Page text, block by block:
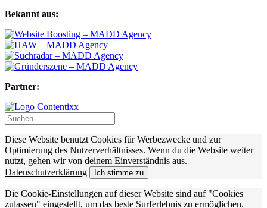
Bekannt aus:
Partner:
Diese Website benutzt Cookies für Werbezwecke und zur
Optimierung des Nutzerverhältnisses. Wenn du die Website weiter
nutzt, gehen wir von deinem Einverständnis aus.
Datenschutzerklärung
Ich stimme zu
Die Cookie-Einstellungen auf dieser Website sind auf "Cookies
zulassen" eingestellt, um das beste Surferlebnis zu ermöglichen.